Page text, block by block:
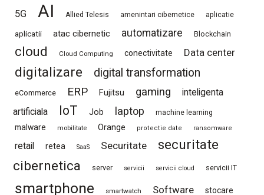
5G AI Allied Telesis amenintari cibernetice aplicatie
aplicatii atac cibernetic automatizare Blockchain
cloud Cloud Computing conectivitate Data center
digitalizare digital transformation
eCommerce ERP Fujitsu gaming
inteligenta
artificiala
IoT Job laptop machine learning
malware mobilitate Orange protectie date ransomware
retail retea SaaS Securitate
securitate
cibernetica
server servicii servicii cloud servicii IT
smartphone smartwatch Software stocare